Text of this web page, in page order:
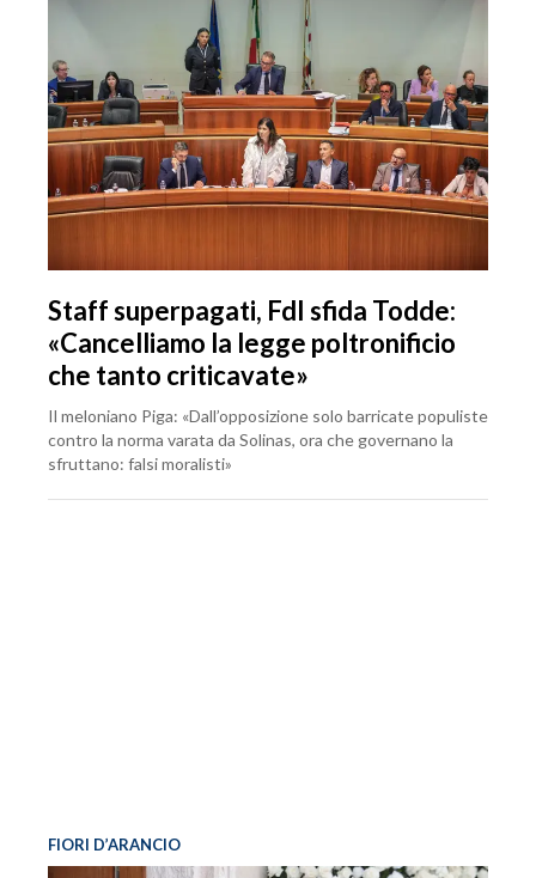
Staff superpagati, FdI sfida Todde:
«Cancelliamo la legge poltronificio
che tanto criticavate»
Il meloniano Piga: «Dall’opposizione solo barricate populiste
contro la norma varata da Solinas, ora che governano la
sfruttano: falsi moralisti»
FIORI D’ARANCIO